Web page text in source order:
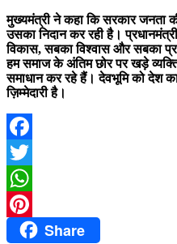
मुख्यमंत्री ने कहा कि सरकार जनता
उसका निदान कर रही है।
विकास, सबका विश्वास और सबका
हम समाज के अंतिम छोर पर खड़े
समाधान कर रहे हैं। देवभूमि को देश
ज़िम्मेदारी है।
Facebook
Twitter
WhatsApp
PinterestShare